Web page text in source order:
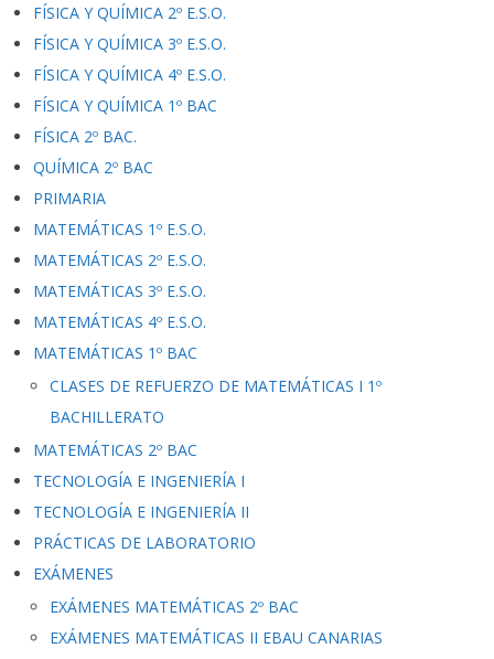
FÍSICA Y QUÍMICA 2º E.S.O.
FÍSICA Y QUÍMICA 3º E.S.O.
FÍSICA Y QUÍMICA 4º E.S.O.
FÍSICA Y QUÍMICA 1º BAC
FÍSICA 2º BAC.
QUÍMICA 2º BAC
PRIMARIA
MATEMÁTICAS 1º E.S.O.
MATEMÁTICAS 2º E.S.O.
MATEMÁTICAS 3º E.S.O.
MATEMÁTICAS 4º E.S.O.
MATEMÁTICAS 1º BAC
CLASES DE REFUERZO DE MATEMÁTICAS I 1º
BACHILLERATO
MATEMÁTICAS 2º BAC
TECNOLOGÍA E INGENIERÍA I
TECNOLOGÍA E INGENIERÍA II
PRÁCTICAS DE LABORATORIO
EXÁMENES
EXÁMENES MATEMÁTICAS 2º BAC
EXÁMENES MATEMÁTICAS II EBAU CANARIAS